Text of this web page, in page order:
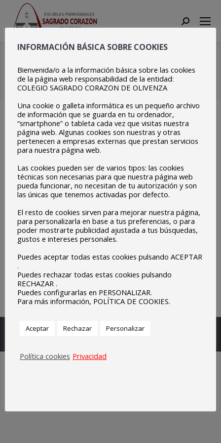
Search:
1º ESO A Montañez
Montañez, Samuel
Estás aquí:
Inicio 1º ESO A Montañez Montañez,…
Escuelas Parroquiales Sagrado Corazón de Olivenza.
INFORMACIÓN BÁSICA SOBRE COOKIES
Bienvenida/o a la información básica sobre las cookies
de la página web responsabilidad de la entidad:
COLEGIO SAGRADO CORAZON DE OLIVENZA
Una cookie o galleta informática es un pequeño archivo
de información que se guarda en tu ordenador,
“smartphone” o tableta cada vez que visitas nuestra
página web. Algunas cookies son nuestras y otras
pertenecen a empresas externas que prestan servicios
para nuestra página web.
Las cookies pueden ser de varios tipos: las cookies
técnicas son necesarias para que nuestra página web
pueda funcionar, no necesitan de tu autorización y son
las únicas que tenemos activadas por defecto.
El resto de cookies sirven para mejorar nuestra página,
para personalizarla en base a tus preferencias, o para
poder mostrarte publicidad ajustada a tus búsquedas,
gustos e intereses personales.
Puedes aceptar todas estas cookies pulsando ACEPTAR
.
Puedes rechazar todas estas cookies pulsando
RECHAZAR .
Puedes configurarlas en PERSONALIZAR.
Para más información, POLÍTICA DE COOKIES.
Aceptar Rechazar Personalizar
Política cookies Privacidad